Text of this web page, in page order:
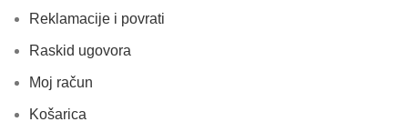
Reklamacije i povrati
Raskid ugovora
Moj račun
Košarica